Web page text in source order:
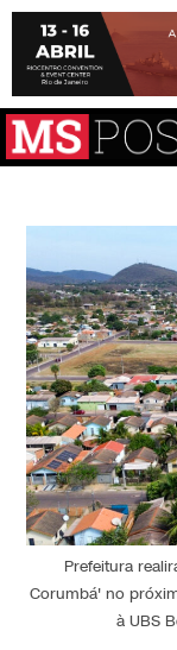
Prefeitura
Corumbá' no
à UBS